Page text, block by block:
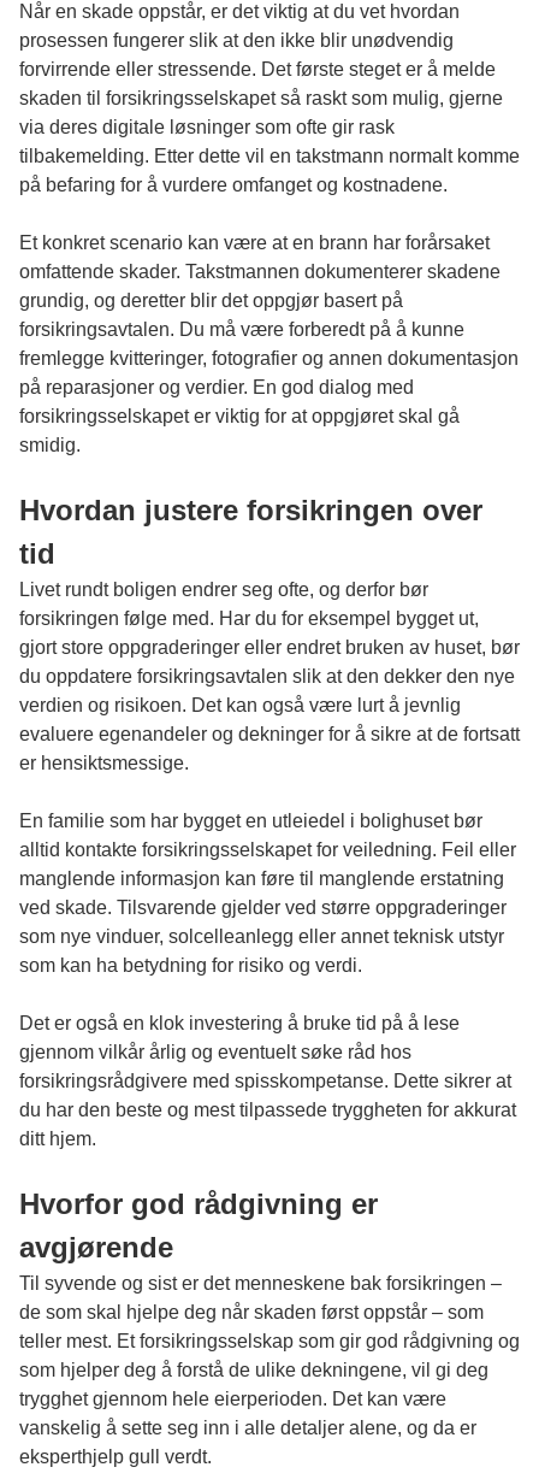
Når en skade oppstår, er det viktig at du vet hvordan
prosessen fungerer slik at den ikke blir unødvendig
forvirrende eller stressende. Det første steget er å melde
skaden til forsikringsselskapet så raskt som mulig, gjerne
via deres digitale løsninger som ofte gir rask
tilbakemelding. Etter dette vil en takstmann normalt komme
på befaring for å vurdere omfanget og kostnadene.
Et konkret scenario kan være at en brann har forårsaket
omfattende skader. Takstmannen dokumenterer skadene
grundig, og deretter blir det oppgjør basert på
forsikringsavtalen. Du må være forberedt på å kunne
fremlegge kvitteringer, fotografier og annen dokumentasjon
på reparasjoner og verdier. En god dialog med
forsikringsselskapet er viktig for at oppgjøret skal gå
smidig.
Hvordan justere forsikringen over
tid
Livet rundt boligen endrer seg ofte, og derfor bør
forsikringen følge med. Har du for eksempel bygget ut,
gjort store oppgraderinger eller endret bruken av huset, bør
du oppdatere forsikringsavtalen slik at den dekker den nye
verdien og risikoen. Det kan også være lurt å jevnlig
evaluere egenandeler og dekninger for å sikre at de fortsatt
er hensiktsmessige.
En familie som har bygget en utleiedel i bolighuset bør
alltid kontakte forsikringsselskapet for veiledning. Feil eller
manglende informasjon kan føre til manglende erstatning
ved skade. Tilsvarende gjelder ved større oppgraderinger
som nye vinduer, solcelleanlegg eller annet teknisk utstyr
som kan ha betydning for risiko og verdi.
Det er også en klok investering å bruke tid på å lese
gjennom vilkår årlig og eventuelt søke råd hos
forsikringsrådgivere med spisskompetanse. Dette sikrer at
du har den beste og mest tilpassede tryggheten for akkurat
ditt hjem.
Hvorfor god rådgivning er
avgjørende
Til syvende og sist er det menneskene bak forsikringen –
de som skal hjelpe deg når skaden først oppstår – som
teller mest. Et forsikringsselskap som gir god rådgivning og
som hjelper deg å forstå de ulike dekningene, vil gi deg
trygghet gjennom hele eierperioden. Det kan være
vanskelig å sette seg inn i alle detaljer alene, og da er
eksperthjelp gull verdt.